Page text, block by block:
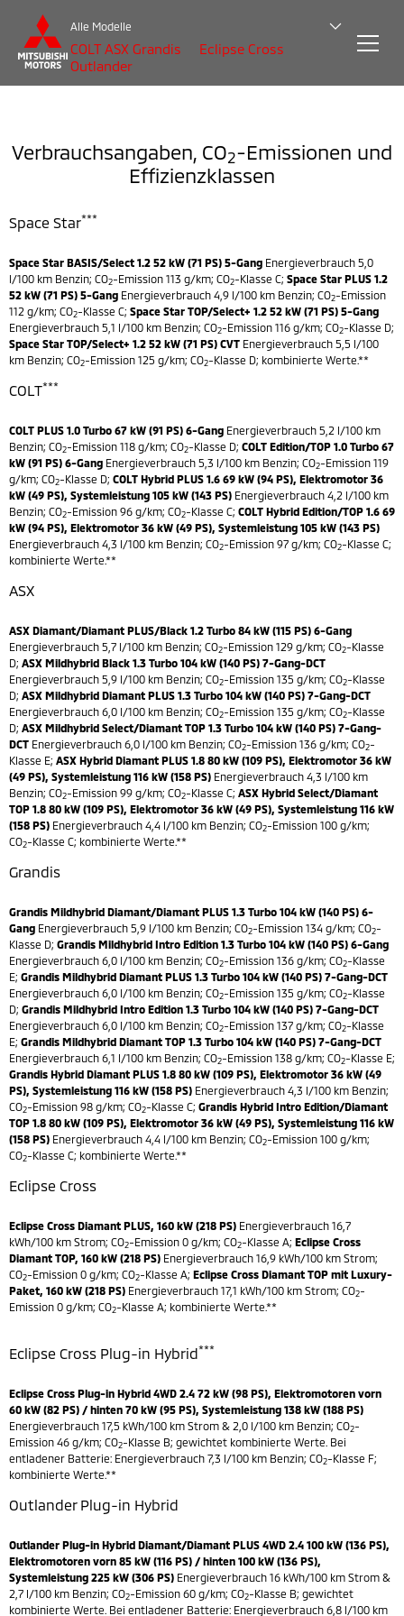
Alle Modelle
COLT ASX Grandis
Eclipse Cross
Outlander
Verbrauchsangaben, CO2-Emissionen und
Effizienzklassen
Space Star***
Space Star BASIS/Select 1.2 52 kW (71 PS) 5-Gang Energieverbrauch 5,0
l/100 km Benzin; CO2-Emission 113 g/km; CO2-Klasse C; Space Star PLUS 1.2
52 kW (71 PS) 5-Gang Energieverbrauch 4,9 l/100 km Benzin; CO2-Emission
112 g/km; CO2-Klasse C; Space Star TOP/Select+ 1.2 52 kW (71 PS) 5-Gang
Energieverbrauch 5,1 l/100 km Benzin; CO2-Emission 116 g/km; CO2-Klasse D;
Space Star TOP/Select+ 1.2 52 kW (71 PS) CVT Energieverbrauch 5,5 l/100
km Benzin; CO2-Emission 125 g/km; CO2-Klasse D; kombinierte Werte.**
COLT***
COLT PLUS 1.0 Turbo 67 kW (91 PS) 6-Gang Energieverbrauch 5,2 l/100 km
Benzin; CO2-Emission 118 g/km; CO2-Klasse D; COLT Edition/TOP 1.0 Turbo 67
kW (91 PS) 6-Gang Energieverbrauch 5,3 l/100 km Benzin; CO2-Emission 119
g/km; CO2-Klasse D; COLT Hybrid PLUS 1.6 69 kW (94 PS), Elektromotor 36
kW (49 PS), Systemleistung 105 kW (143 PS) Energieverbrauch 4,2 l/100 km
Benzin; CO2-Emission 96 g/km; CO2-Klasse C; COLT Hybrid Edition/TOP 1.6 69
kW (94 PS), Elektromotor 36 kW (49 PS), Systemleistung 105 kW (143 PS)
Energieverbrauch 4,3 l/100 km Benzin; CO2-Emission 97 g/km; CO2-Klasse C;
kombinierte Werte.**
ASX
ASX Diamant/Diamant PLUS/Black 1.2 Turbo 84 kW (115 PS) 6-Gang
Energieverbrauch 5,7 l/100 km Benzin; CO2-Emission 129 g/km; CO2-Klasse
D; ASX Mildhybrid Black 1.3 Turbo 104 kW (140 PS) 7-Gang-DCT
Energieverbrauch 5,9 l/100 km Benzin; CO2-Emission 135 g/km; CO2-Klasse
D; ASX Mildhybrid Diamant PLUS 1.3 Turbo 104 kW (140 PS) 7-Gang-DCT
Energieverbrauch 6,0 l/100 km Benzin; CO2-Emission 135 g/km; CO2-Klasse
D; ASX Mildhybrid Select/Diamant TOP 1.3 Turbo 104 kW (140 PS) 7-Gang-
DCT Energieverbrauch 6,0 l/100 km Benzin; CO2-Emission 136 g/km; CO2-
Klasse E; ASX Hybrid Diamant PLUS 1.8 80 kW (109 PS), Elektromotor 36 kW
(49 PS), Systemleistung 116 kW (158 PS) Energieverbrauch 4,3 l/100 km
Benzin; CO2-Emission 99 g/km; CO2-Klasse C; ASX Hybrid Select/Diamant
TOP 1.8 80 kW (109 PS), Elektromotor 36 kW (49 PS), Systemleistung 116 kW
(158 PS) Energieverbrauch 4,4 l/100 km Benzin; CO2-Emission 100 g/km;
CO2-Klasse C; kombinierte Werte.**
Grandis
Grandis Mildhybrid Diamant/Diamant PLUS 1.3 Turbo 104 kW (140 PS) 6-
Gang Energieverbrauch 5,9 l/100 km Benzin; CO2-Emission 134 g/km; CO2-
Klasse D; Grandis Mildhybrid Intro Edition 1.3 Turbo 104 kW (140 PS) 6-Gang
Energieverbrauch 6,0 l/100 km Benzin; CO2-Emission 136 g/km; CO2-Klasse
E; Grandis Mildhybrid Diamant PLUS 1.3 Turbo 104 kW (140 PS) 7-Gang-DCT
Energieverbrauch 6,0 l/100 km Benzin; CO2-Emission 135 g/km; CO2-Klasse
D; Grandis Mildhybrid Intro Edition 1.3 Turbo 104 kW (140 PS) 7-Gang-DCT
Energieverbrauch 6,0 l/100 km Benzin; CO2-Emission 137 g/km; CO2-Klasse
E; Grandis Mildhybrid Diamant TOP 1.3 Turbo 104 kW (140 PS) 7-Gang-DCT
Energieverbrauch 6,1 l/100 km Benzin; CO2-Emission 138 g/km; CO2-Klasse E;
Grandis Hybrid Diamant PLUS 1.8 80 kW (109 PS), Elektromotor 36 kW (49
PS), Systemleistung 116 kW (158 PS) Energieverbrauch 4,3 l/100 km Benzin;
CO2-Emission 98 g/km; CO2-Klasse C; Grandis Hybrid Intro Edition/Diamant
TOP 1.8 80 kW (109 PS), Elektromotor 36 kW (49 PS), Systemleistung 116 kW
(158 PS) Energieverbrauch 4,4 l/100 km Benzin; CO2-Emission 100 g/km;
CO2-Klasse C; kombinierte Werte.**
Eclipse Cross
Eclipse Cross Diamant PLUS, 160 kW (218 PS) Energieverbrauch 16,7
kWh/100 km Strom; CO2-Emission 0 g/km; CO2-Klasse A; Eclipse Cross
Diamant TOP, 160 kW (218 PS) Energieverbrauch 16,9 kWh/100 km Strom;
CO2-Emission 0 g/km; CO2-Klasse A; Eclipse Cross Diamant TOP mit Luxury-
Paket, 160 kW (218 PS) Energieverbrauch 17,1 kWh/100 km Strom; CO2-
Emission 0 g/km; CO2-Klasse A; kombinierte Werte.**
Eclipse Cross Plug-in Hybrid***
Eclipse Cross Plug-in Hybrid 4WD 2.4 72 kW (98 PS), Elektromotoren vorn
60 kW (82 PS) / hinten 70 kW (95 PS), Systemleistung 138 kW (188 PS)
Energieverbrauch 17,5 kWh/100 km Strom & 2,0 l/100 km Benzin; CO2-
Emission 46 g/km; CO2-Klasse B; gewichtet kombinierte Werte. Bei
entladener Batterie: Energieverbrauch 7,3 l/100 km Benzin; CO2-Klasse F;
kombinierte Werte.**
Outlander Plug-in Hybrid
Outlander Plug-in Hybrid Diamant/Diamant PLUS 4WD 2.4 100 kW (136 PS),
Elektromotoren vorn 85 kW (116 PS) / hinten 100 kW (136 PS),
Systemleistung 225 kW (306 PS) Energieverbrauch 16 kWh/100 km Strom &
2,7 l/100 km Benzin; CO2-Emission 60 g/km; CO2-Klasse B; gewichtet
kombinierte Werte. Bei entladener Batterie: Energieverbrauch 6,8 l/100 km